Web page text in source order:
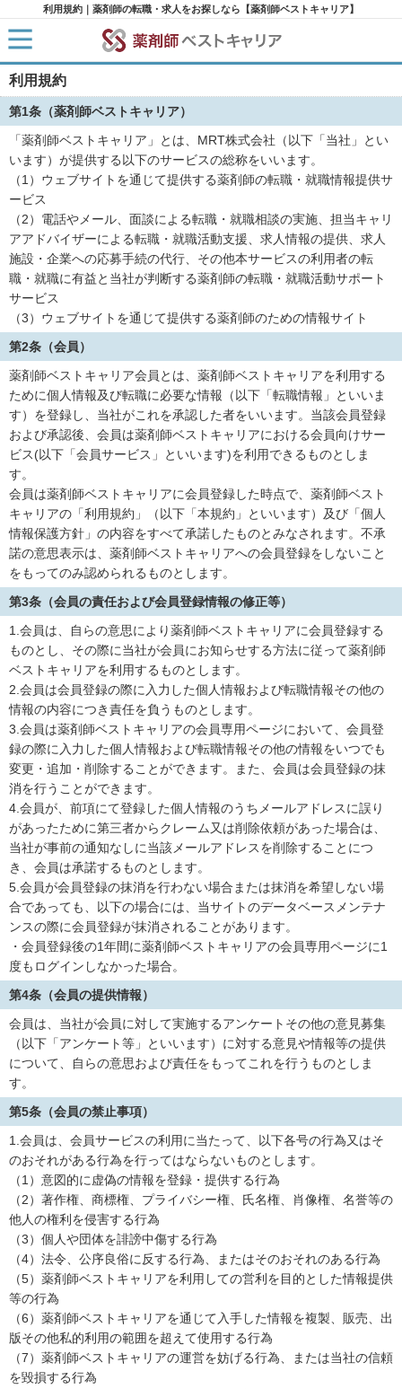
利用規約｜薬剤師の転職・求人をお探しなら【薬剤師ベストキャリア】
利用規約
第1条（薬剤師ベストキャリア）
「薬剤師ベストキャリア」とは、MRT株式会社（以下「当社」とい
います）が提供する以下のサービスの総称をいいます。
（1）ウェブサイトを通じて提供する薬剤師の転職・就職情報提供サ
ービス
（2）電話やメール、面談による転職・就職相談の実施、担当キャリ
アアドバイザーによる転職・就職活動支援、求人情報の提供、求人
施設・企業への応募手続の代行、その他本サービスの利用者の転
職・就職に有益と当社が判断する薬剤師の転職・就職活動サポート
サービス
（3）ウェブサイトを通じて提供する薬剤師のための情報サイト
第2条（会員）
薬剤師ベストキャリア会員とは、薬剤師ベストキャリアを利用する
ために個人情報及び転職に必要な情報（以下「転職情報」といいま
す）を登録し、当社がこれを承認した者をいいます。当該会員登録
および承認後、会員は薬剤師ベストキャリアにおける会員向けサー
ビス(以下「会員サービス」といいます)を利用できるものとしま
す。
会員は薬剤師ベストキャリアに会員登録した時点で、薬剤師ベスト
キャリアの「利用規約」（以下「本規約」といいます）及び「個人
情報保護方針」の内容をすべて承諾したものとみなされます。不承
諾の意思表示は、薬剤師ベストキャリアへの会員登録をしないこと
をもってのみ認められるものとします。
第3条（会員の責任および会員登録情報の修正等）
1.会員は、自らの意思により薬剤師ベストキャリアに会員登録する
ものとし、その際に当社が会員にお知らせする方法に従って薬剤師
ベストキャリアを利用するものとします。
2.会員は会員登録の際に入力した個人情報および転職情報その他の
情報の内容につき責任を負うものとします。
3.会員は薬剤師ベストキャリアの会員専用ページにおいて、会員登
録の際に入力した個人情報および転職情報その他の情報をいつでも
変更・追加・削除することができます。また、会員は会員登録の抹
消を行うことができます。
4.会員が、前項にて登録した個人情報のうちメールアドレスに誤り
があったために第三者からクレーム又は削除依頼があった場合は、
当社が事前の通知なしに当該メールアドレスを削除することにつ
き、会員は承諾するものとします。
5.会員が会員登録の抹消を行わない場合または抹消を希望しない場
合であっても、以下の場合には、当サイトのデータベースメンテナ
ンスの際に会員登録が抹消されることがあります。
・会員登録後の1年間に薬剤師ベストキャリアの会員専用ページに1
度もログインしなかった場合。
第4条（会員の提供情報）
会員は、当社が会員に対して実施するアンケートその他の意見募集
（以下「アンケート等」といいます）に対する意見や情報等の提供
について、自らの意思および責任をもってこれを行うものとしま
す。
第5条（会員の禁止事項）
1.会員は、会員サービスの利用に当たって、以下各号の行為又はそ
のおそれがある行為を行ってはならないものとします。
（1）意図的に虚偽の情報を登録・提供する行為
（2）著作権、商標権、プライバシー権、氏名権、肖像権、名誉等の
他人の権利を侵害する行為
（3）個人や団体を誹謗中傷する行為
（4）法令、公序良俗に反する行為、またはそのおそれのある行為
（5）薬剤師ベストキャリアを利用しての営利を目的とした情報提供
等の行為
（6）薬剤師ベストキャリアを通じて入手した情報を複製、販売、出
版その他私的利用の範囲を超えて使用する行為
（7）薬剤師ベストキャリアの運営を妨げる行為、または当社の信頼
を毀損する行為
HOME
求人検索
新着求人
求人ランキング
キャリアアドバイザー紹介
コラム
転職支援サービスに申し込む